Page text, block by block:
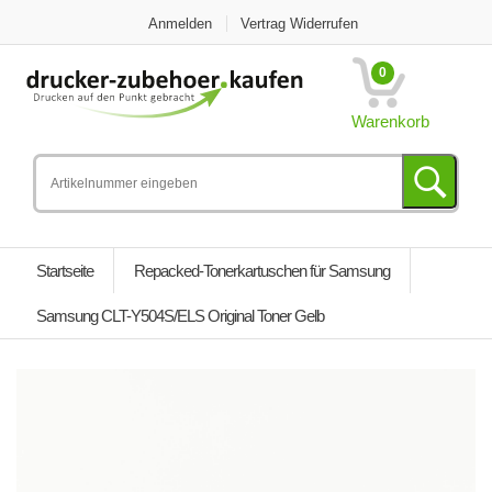
Anmelden Vertrag Widerrufen
0
Warenkorb
Startseite Repacked-Tonerkartuschen für Samsung
Samsung CLT-Y504S/ELS Original Toner Gelb